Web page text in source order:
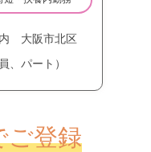
大阪市北区
、パート）
ご登録